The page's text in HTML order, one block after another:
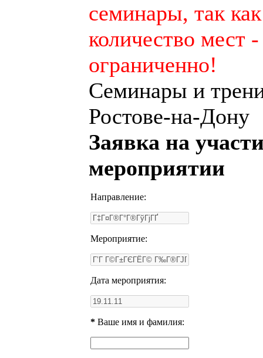
семинары, так как
количество мест -
ограниченно!
Семинары и
Ростове-на-Дону
Заявка на
мероприятии
Направление:
Мероприятие:
Дата мероприятия:
* Ваше имя и фамилия: